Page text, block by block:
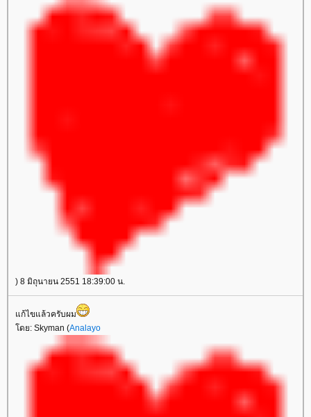
) 8 มิถุนายน 2551 18:39:00 น.
ก้ไขแล้วครับผม
ดย: Skyman (Analayo